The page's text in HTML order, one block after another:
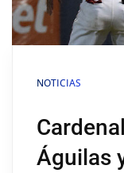
NOTICIAS
Águilas